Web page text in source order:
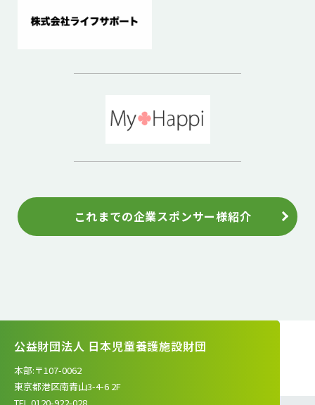
これまでの企業スポンサー様紹介
公益財団法人 日本児童養護施設財団
本部:〒107-0062
東京都港区南青山3-4-6 2F